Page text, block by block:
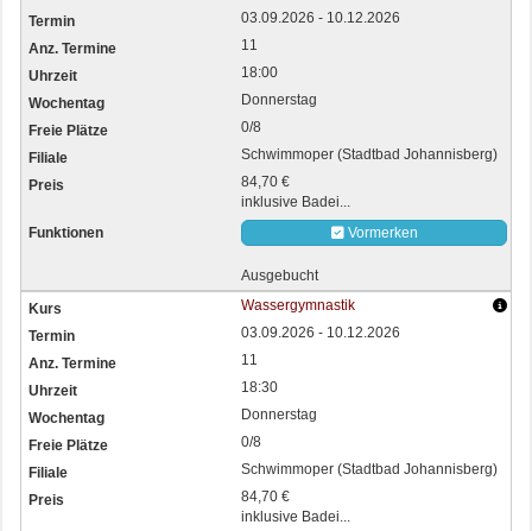
03.09.2026 - 10.12.2026
11
18:00
Donnerstag
0/8
Schwimmoper (Stadtbad Johannisberg)
84,70 €
inklusive Badei...
Vormerken
Ausgebucht
Wassergymnastik
03.09.2026 - 10.12.2026
11
18:30
Donnerstag
0/8
Schwimmoper (Stadtbad Johannisberg)
84,70 €
inklusive Badei...